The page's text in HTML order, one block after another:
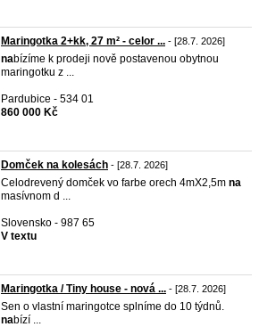
Maringotka 2+kk, 27 m² - celor ... - [28.7. 2026]
nabízíme k prodeji nově postavenou obytnou
maringotku z ...
Pardubice - 534 01
860 000 Kč
Domček na kolesách - [28.7. 2026]
Celodrevený domček vo farbe orech 4mX2,5m na
masívnom d ...
Slovensko - 987 65
V textu
Maringotka / Tiny house - nová ... - [28.7. 2026]
Sen o vlastní maringotce splníme do 10 týdnů.
nabízí ...